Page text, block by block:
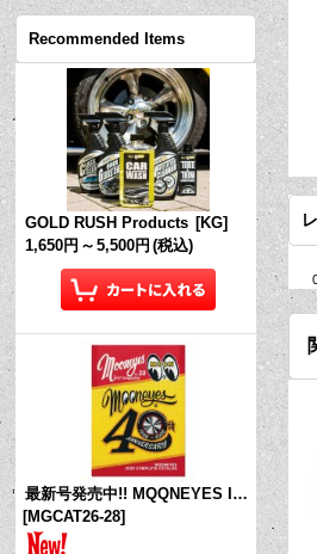
Recommended Items
GOLD RUSH Products [KG]
1,650円 ～ 5,500円 (税込)
最新号発売中!! MQQNEYES International Magazine No.28 2026
[MGCAT26-28]